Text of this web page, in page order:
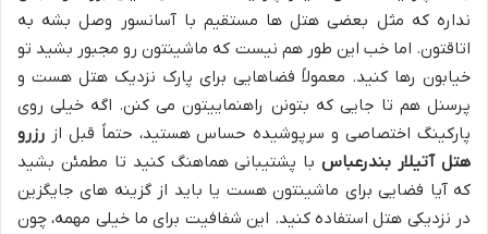
نداره که مثل بعضی هتل ها مستقیم با آسانسور وصل بشه به
اتاقتون. اما خب این طور هم نیست که ماشینتون رو مجبور بشید تو
خیابون رها کنید. معمولاً فضاهایی برای پارک نزدیک هتل هست و
پرسنل هم تا جایی که بتونن راهنماییتون می کنن. اگه خیلی روی
پارکینگ اختصاصی و سرپوشیده حساس هستید، حتماً قبل از رزرو
هتل آتیلار بندرعباسبا پشتیبانی هماهنگ کنید تا مطمئن بشید
که آیا فضایی برای ماشینتون هست یا باید از گزینه های جایگزین
در نزدیکی هتل استفاده کنید. این شفافیت برای ما خیلی مهمه، چون